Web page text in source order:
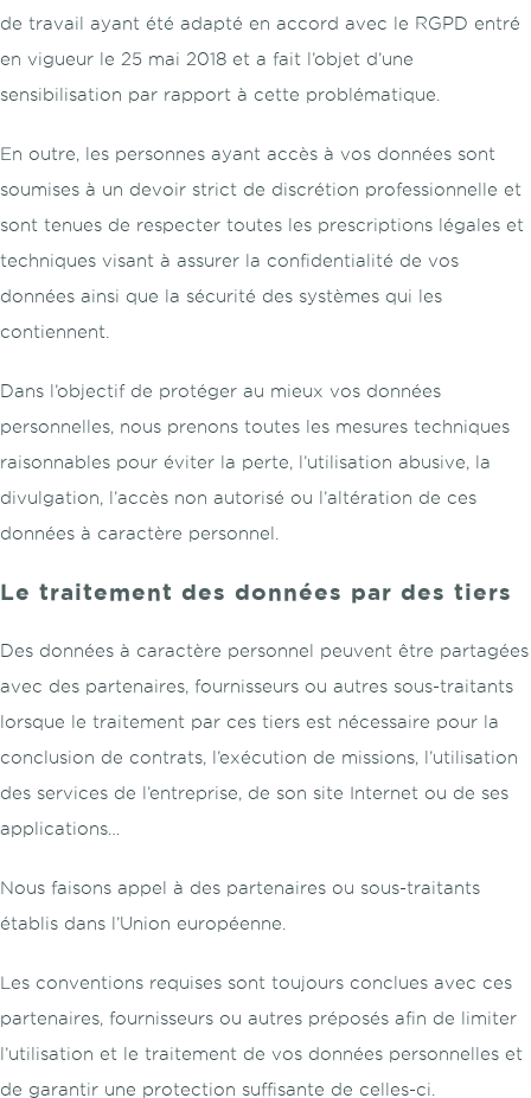
de travail ayant été adapté en accord avec le RGPD entré
en vigueur le 25 mai 2018 et a fait l’objet d’une
sensibilisation par rapport à cette problématique.
En outre, les personnes ayant accès à vos données sont
soumises à un devoir strict de discrétion professionnelle et
sont tenues de respecter toutes les prescriptions légales et
techniques visant à assurer la confidentialité de vos
données ainsi que la sécurité des systèmes qui les
contiennent.
Dans l’objectif de protéger au mieux vos données
personnelles, nous prenons toutes les mesures techniques
raisonnables pour éviter la perte, l’utilisation abusive, la
divulgation, l’accès non autorisé ou l’altération de ces
données à caractère personnel.
Le traitement des données par des tiers
Des données à caractère personnel peuvent être partagées
avec des partenaires, fournisseurs ou autres sous-traitants
lorsque le traitement par ces tiers est nécessaire pour la
conclusion de contrats, l’exécution de missions, l’utilisation
des services de l’entreprise, de son site Internet ou de ses
applications…
Nous faisons appel à des partenaires ou sous-traitants
établis dans l’Union européenne.
Les conventions requises sont toujours conclues avec ces
partenaires, fournisseurs ou autres préposés afin de limiter
l’utilisation et le traitement de vos données personnelles et
de garantir une protection suffisante de celles-ci.